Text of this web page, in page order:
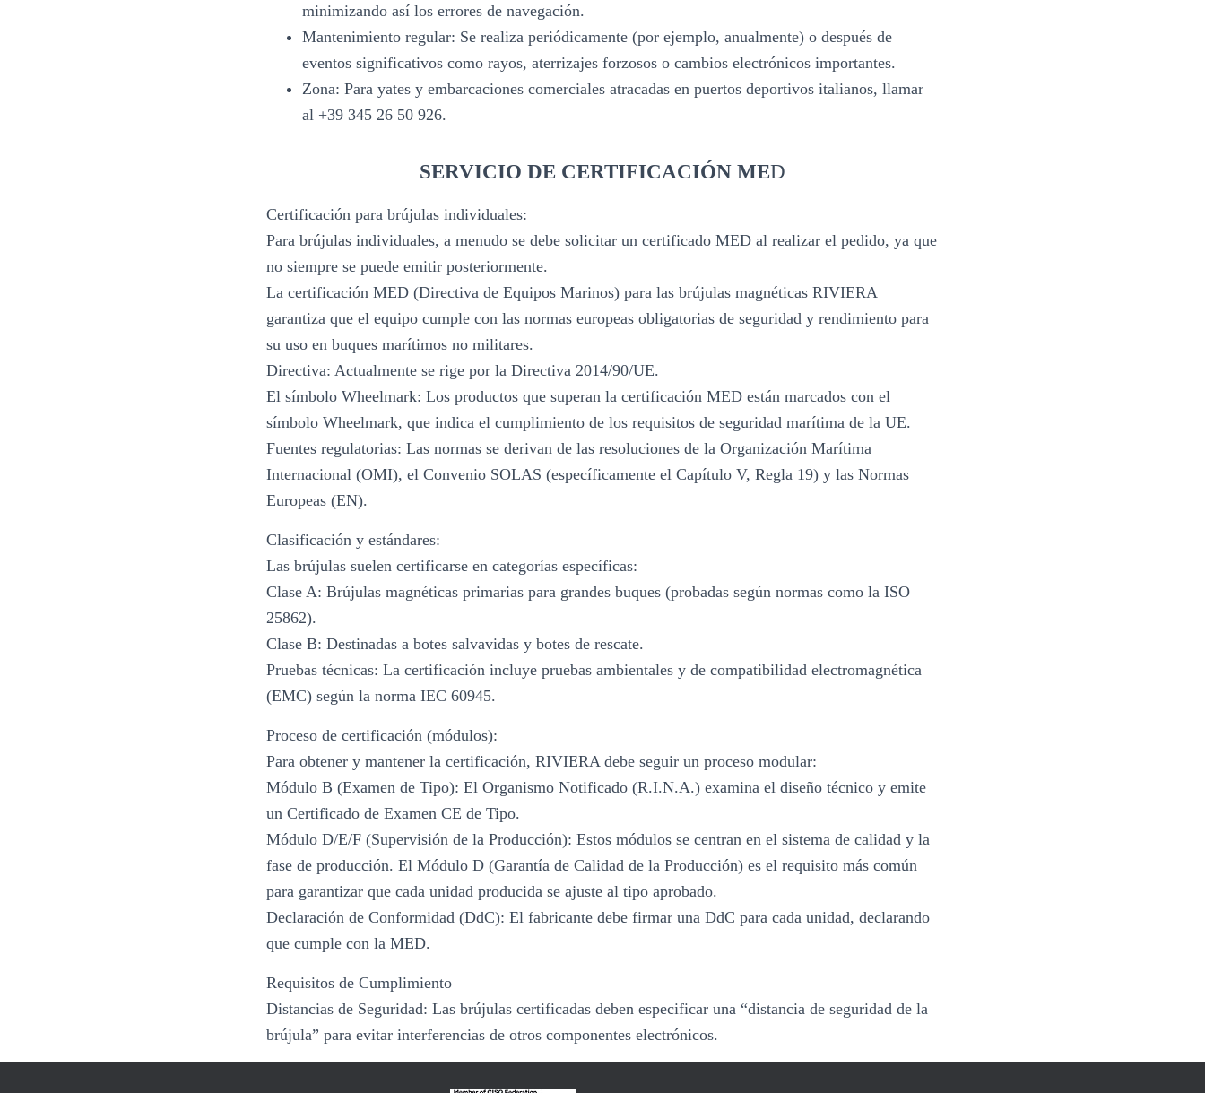
minimizando así los errores de navegación.
Mantenimiento regular: Se realiza periódicamente (por ejemplo, anualmente) o después de
eventos significativos como rayos, aterrizajes forzosos o cambios electrónicos importantes.
Zona: Para yates y embarcaciones comerciales atracadas en puertos deportivos italianos, llamar
al +39 345 26 50 926.
SERVICIO DE CERTIFICACIÓN MED
Certificación para brújulas individuales:
Para brújulas individuales, a menudo se debe solicitar un certificado MED al realizar el pedido, ya que
no siempre se puede emitir posteriormente.
La certificación MED (Directiva de Equipos Marinos) para las brújulas magnéticas RIVIERA
garantiza que el equipo cumple con las normas europeas obligatorias de seguridad y rendimiento para
su uso en buques marítimos no militares.
Directiva: Actualmente se rige por la Directiva 2014/90/UE.
El símbolo Wheelmark: Los productos que superan la certificación MED están marcados con el
símbolo Wheelmark, que indica el cumplimiento de los requisitos de seguridad marítima de la UE.
Fuentes regulatorias: Las normas se derivan de las resoluciones de la Organización Marítima
Internacional (OMI), el Convenio SOLAS (específicamente el Capítulo V, Regla 19) y las Normas
Europeas (EN).
Clasificación y estándares:
Las brújulas suelen certificarse en categorías específicas:
Clase A: Brújulas magnéticas primarias para grandes buques (probadas según normas como la ISO
25862).
Clase B: Destinadas a botes salvavidas y botes de rescate.
Pruebas técnicas: La certificación incluye pruebas ambientales y de compatibilidad electromagnética
(EMC) según la norma IEC 60945.
Proceso de certificación (módulos):
Para obtener y mantener la certificación, RIVIERA debe seguir un proceso modular:
Módulo B (Examen de Tipo): El Organismo Notificado (R.I.N.A.) examina el diseño técnico y emite
un Certificado de Examen CE de Tipo.
Módulo D/E/F (Supervisión de la Producción): Estos módulos se centran en el sistema de calidad y la
fase de producción. El Módulo D (Garantía de Calidad de la Producción) es el requisito más común
para garantizar que cada unidad producida se ajuste al tipo aprobado.
Declaración de Conformidad (DdC): El fabricante debe firmar una DdC para cada unidad, declarando
que cumple con la MED.
Requisitos de Cumplimiento
Distancias de Seguridad: Las brújulas certificadas deben especificar una “distancia de seguridad de la
brújula” para evitar interferencias de otros componentes electrónicos.